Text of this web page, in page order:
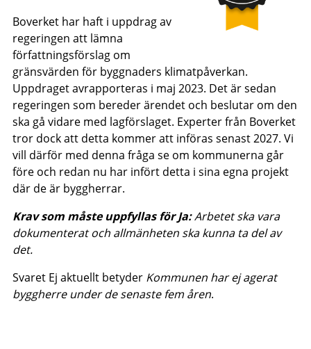
Boverket har haft i uppdrag av
regeringen att lämna
författningsförslag om
gränsvärden för byggnaders klimatpåverkan.
Uppdraget avrapporteras i maj 2023. Det är sedan
regeringen som bereder ärendet och beslutar om den
ska gå vidare med lagförslaget. Experter från Boverket
tror dock att detta kommer att införas senast 2027. Vi
vill därför med denna fråga se om kommunerna går
före och redan nu har infört detta i sina egna projekt
där de är byggherrar.
Krav som måste uppfyllas för Ja:Arbetet ska vara
dokumenterat och allmänheten ska kunna ta del av
det.
Svaret Ej aktuellt betyder Kommunen har ej agerat
byggherre under de senaste fem åren.